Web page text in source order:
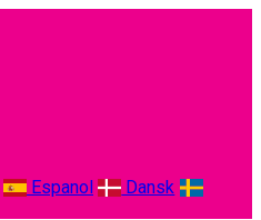
Espanol
Dansk